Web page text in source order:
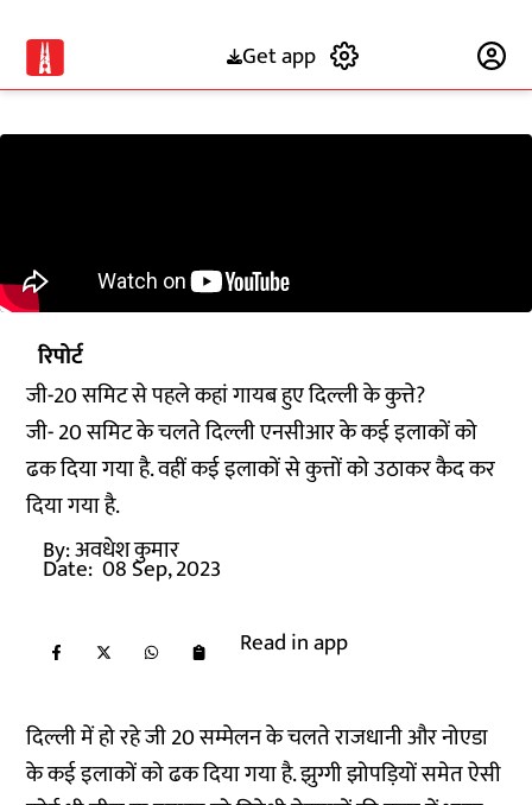
Get app
रिपोर्ट
जी-20 समिट से पहले कहां गायब हुए दिल्ली के कुत्ते?
जी- 20 समिट के चलते दिल्ली एनसीआर के कई इलाकों को
ढक दिया गया है. वहीं कई इलाकों से कुत्तों को उठाकर कैद कर
दिया गया है.
By:अवधेश कुमार
Date: 08 Sep, 2023
Read in app
दिल्ली में हो रहे जी 20 सम्मेलन के चलते राजधानी और नोएडा
के कई इलाकों को ढक दिया गया है. झुग्गी झोपड़ियों समेत ऐसी